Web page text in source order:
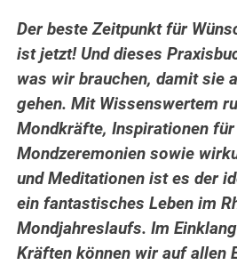
Der beste Zeitpunkt für
ist jetzt! Und dieses
was wir brauchen, damit sie
gehen. Mit Wissenswertem
Mondkräfte, Inspirationen
Mondzeremonien sowie
und Meditationen ist es der
ein fantastisches Leben im
Mondjahreslaufs. Im
Kräften können wir auf allen